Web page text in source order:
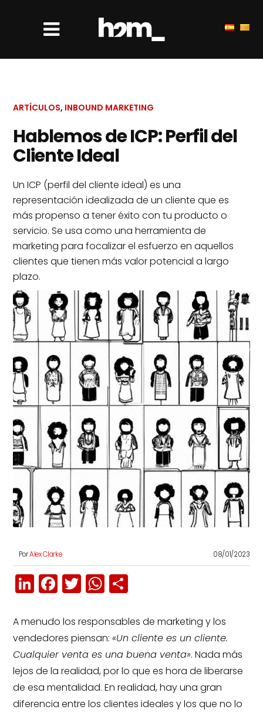
ARTÍCULOS, INBOUND MARKETING
Hablemos de ICP: Perfil del
Cliente Ideal
Un ICP (perfil del cliente ideal) es una
representación idealizada de un cliente que es
más propenso a tener éxito con tu producto o
servicio. Se usa como una herramienta de
marketing para focalizar el esfuerzo en aquellos
clientes que tienen más valor potencial a largo
plazo.
PorAlex Clarke 08/01/2023
LinkedIn
Facebook
TwitterWhatsApp
A menudo los responsables de marketing y los
vendedores piensan: «Un cliente es un cliente.
Cualquier venta es una buena venta». Nada más
lejos de la realidad, por lo que es hora de liberarse
de esa mentalidad. En realidad, hay una gran
diferencia entre los clientes ideales y los que no lo